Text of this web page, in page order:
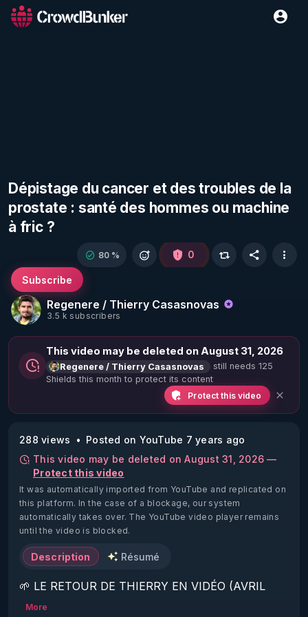
Dépistage du cancer et des troubles de la
prostate : santé des hommes ou machine
à fric ?
Regenere / Thierry Casasnovas
3.5 k subscribers
Subscribe
80 % 0
This video may be deleted on August 31, 2026
Regenere / Thierry Casasnovas
still needs 125
Shields this month to protect its content
Protect this video
288 views
Posted on YouTube 7 years ago
This video may be deleted on August 31, 2026 —
Protect this video
It was automatically imported from YouTube and replicated on
this platform. In the case of a blockage, our system
automatically takes over. The YouTube video player remains
until the video is blocked.
Description Résumé
🌱 LE RETOUR DE THIERRY EN VIDÉO (AVRIL
2022)!
More